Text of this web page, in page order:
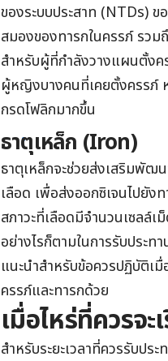
ของระบบประสาท (NTDs)
สมองของทารกในครรภ์ รวม
สำหรับผู้ที่กำลังวางแผนตั้งค
ผู้หญิงบางคนที่เคยตั้งครรภ์ ห
กรดโฟลิกมากขึ้น
ธาตุเหล็ก (Iron)
ธาตุเหล็กจะช่วยส่งเสริมพัฒ
เลือด เพื่อส่งออกซิเจนไปยั
สภาวะที่เลือดมีจำนวนเซลล์เ
อย่างไรก็ตามในการรับประ
แนะนำสำหรับข้อควรปฏิบัติ
ครรภ์และทารกด้วย
เมื่อไหร่ที่ควรจ
สำหรับระยะเวลาที่ควรรับป